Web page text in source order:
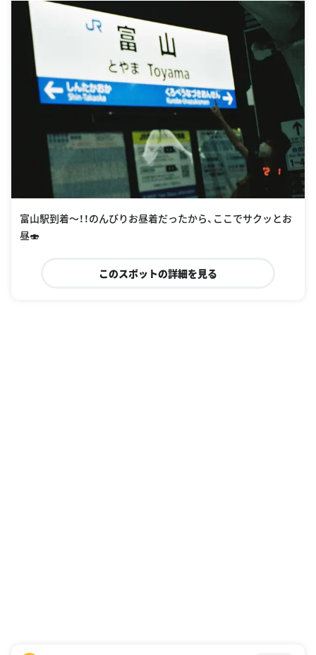
富山駅到着〜！！のんびりお昼着だったから、ここでサクッとお
昼🍣
このスポットの詳細を見る